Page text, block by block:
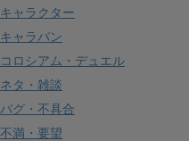
キャラクター
キャラバン
コロシアム・デュエル
ネタ・雑談
バグ・不具合
不満・要望